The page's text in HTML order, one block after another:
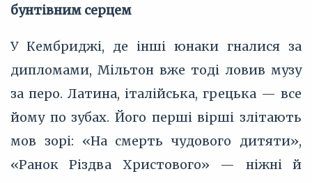
бунтівним серцем
У Кембриджі, де інші юнаки гналися за
дипломами, Мільтон вже тоді ловив музу
за перо. Латина, італійська, грецька — все
йому по зубах. Його перші вірші злітають
мов зорі: «На смерть чудового дитяти»,
«Ранок Різдва Христового» — ніжні й